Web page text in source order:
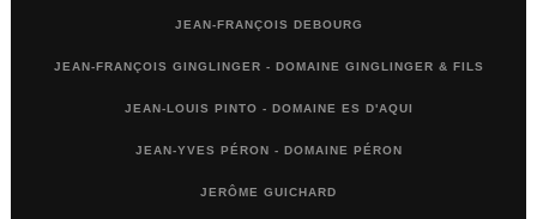
JEAN-FRANÇOIS DEBOURG
JEAN-FRANÇOIS GINGLINGER - DOMAINE GINGLINGER & FILS
JEAN-LOUIS PINTO - DOMAINE ES D'AQUI
JEAN-YVES PÉRON - DOMAINE PÉRON
JERÔME GUICHARD